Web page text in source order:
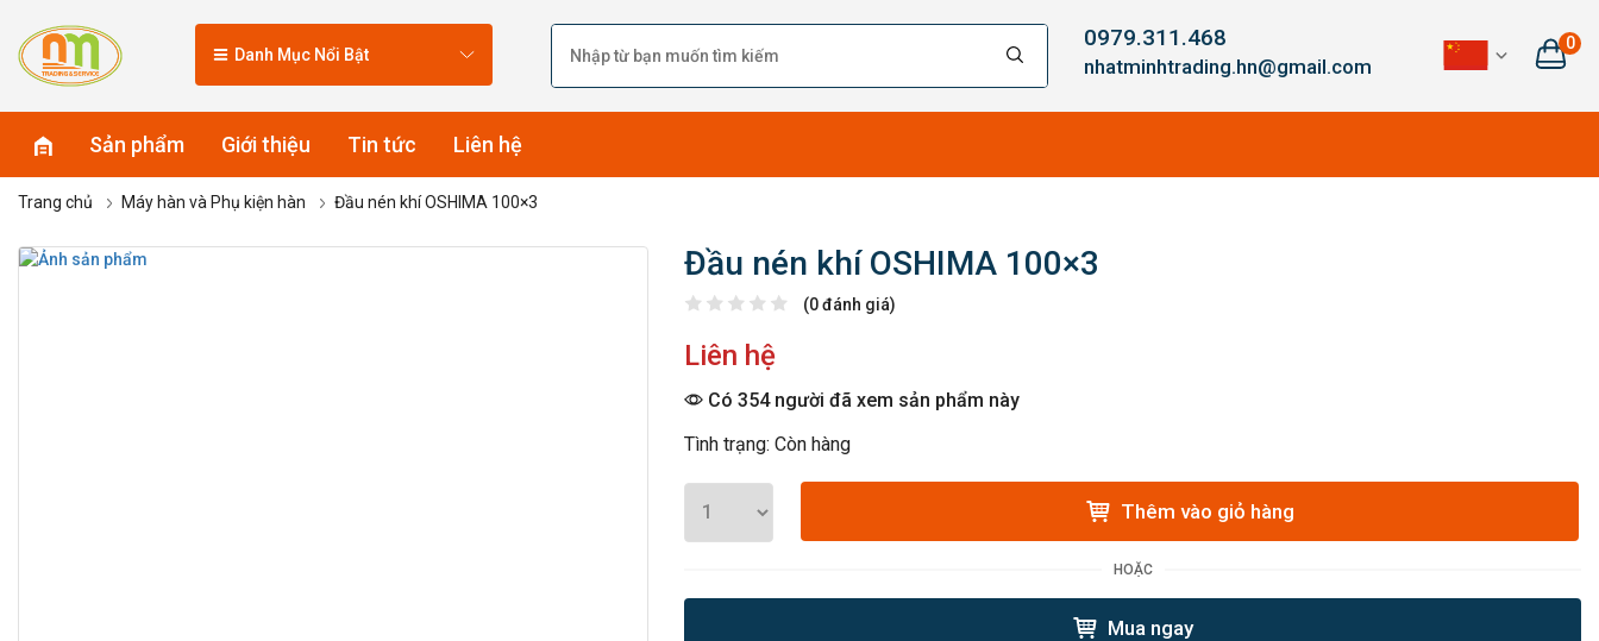
Danh Mục Nổi Bật
0979.311.468
nhatminhtrading.hn@gmail.com
0
Sản phẩm Giới thiệu Tin tức Liên hệ
Trang chủ Máy hàn và Phụ kiện hàn Đầu nén khí OSHIMA 100×3
Đầu nén khí OSHIMA 100×3
(0 đánh giá)
Liên hệ
Có 354 người đã xem sản phẩm này
Tình trạng: Còn hàng
Thêm vào giỏ hàng
HOẶC
Mua ngay